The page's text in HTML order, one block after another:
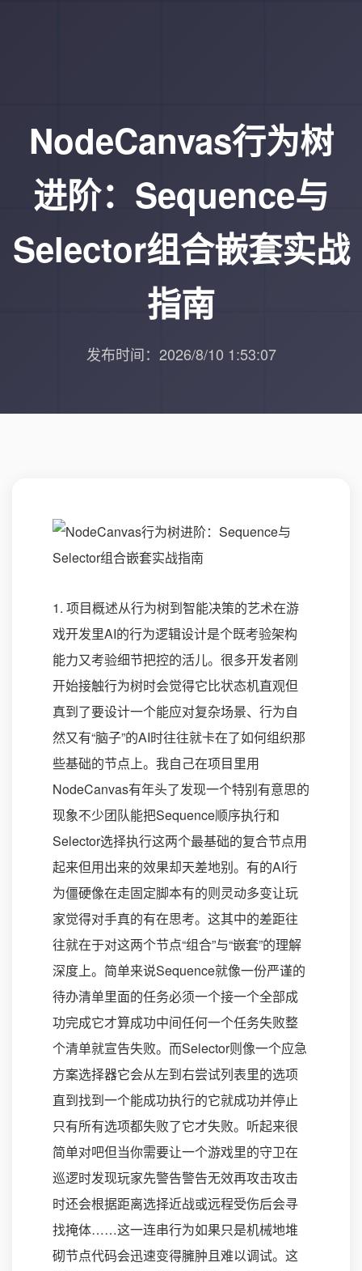
NodeCanvas行为树
进阶：Sequence与
Selector组合嵌套实战
指南
发布时间：2026/8/10 1:53:07
1. 项目概述从行为树到智能决策的艺术在游
戏开发里AI的行为逻辑设计是个既考验架构
能力又考验细节把控的活儿。很多开发者刚
开始接触行为树时会觉得它比状态机直观但
真到了要设计一个能应对复杂场景、行为自
然又有“脑子”的AI时往往就卡在了如何组织那
些基础的节点上。我自己在项目里用
NodeCanvas有年头了发现一个特别有意思的
现象不少团队能把Sequence顺序执行和
Selector选择执行这两个最基础的复合节点用
起来但用出来的效果却天差地别。有的AI行
为僵硬像在走固定脚本有的则灵动多变让玩
家觉得对手真的有在思考。这其中的差距往
往就在于对这两个节点“组合”与“嵌套”的理解
深度上。简单来说Sequence就像一份严谨的
待办清单里面的任务必须一个接一个全部成
功完成它才算成功中间任何一个任务失败整
个清单就宣告失败。而Selector则像一个应急
方案选择器它会从左到右尝试列表里的选项
直到找到一个能成功执行的它就成功并停止
只有所有选项都失败了它才失败。听起来很
简单对吧但当你需要让一个游戏里的守卫在
巡逻时发现玩家先警告警告无效再攻击攻击
时还会根据距离选择近战或远程受伤后会寻
找掩体……这一连串行为如果只是机械地堆
砌节点代码会迅速变得臃肿且难以调试。这